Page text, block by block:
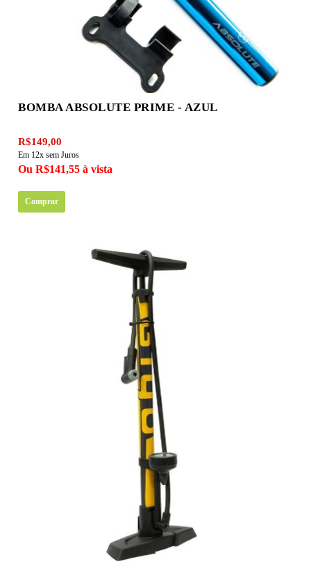
BOMBA ABSOLUTE PRIME - AZUL
R$149,00
Em 12x sem Juros
Ou R$141,55 à vista
Comprar